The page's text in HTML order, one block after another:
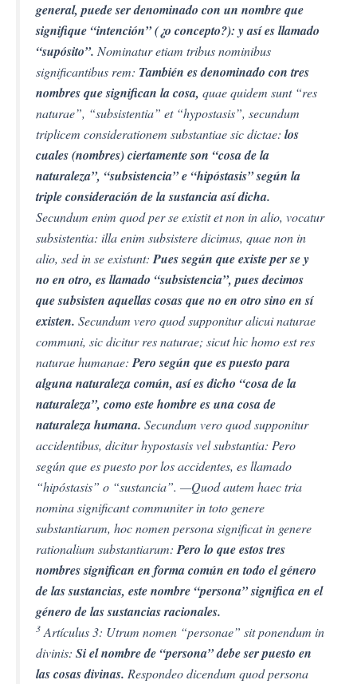
general, puede ser denominado con un nombre que
signifique “intención” (¿o concepto?): y así es llamado
“supósito”. Nominatur etiam tribus nominibus
significantibus rem: También es denominado con tres
nombres que significan la cosa, quae quidem sunt “res
naturae”, “subsistentia” et “hypostasis”, secundum
triplicem considerationem substantiae sic dictae: los
cuales (nombres) ciertamente son “cosa de la
naturaleza”, “subsistencia” e “hipóstasis” según la
triple consideración de la sustancia así dicha.
Secundum enim quod per se existit et non in alio, vocatur
subsistentia: illa enim subsistere dicimus, quae non in
alio, sed in se existunt: Pues según que existe per se y
no en otro, es llamado “subsistencia”, pues decimos
que subsisten aquellas cosas que no en otro sino en sí
existen. Secundum vero quod supponitur alicui naturae
communi, sic dicitur res naturae; sicut hic homo est res
naturae humanae: Pero según que es puesto para
alguna naturaleza común, así es dicho “cosa de la
naturaleza”, como este hombre es una cosa de
naturaleza humana. Secundum vero quod supponitur
accidentibus, dicitur hypostasis vel substantia: Pero
según que es puesto por los accidentes, es llamado
“hipóstasis” o “sustancia”. —Quod autem haec tria
nomina significant communiter in toto genere
substantiarum, hoc nomen persona significat in genere
rationalium substantiarum: Pero lo que estos tres
nombres significan en forma común en todo el género
de las sustancias, este nombre “persona” significa en el
género de las sustancias racionales.
3 Artículus 3: Utrum nomen “personae” sit ponendum in
divinis: Si el nombre de “persona” debe ser puesto en
las cosas divinas. Respondeo dicendum quod persona